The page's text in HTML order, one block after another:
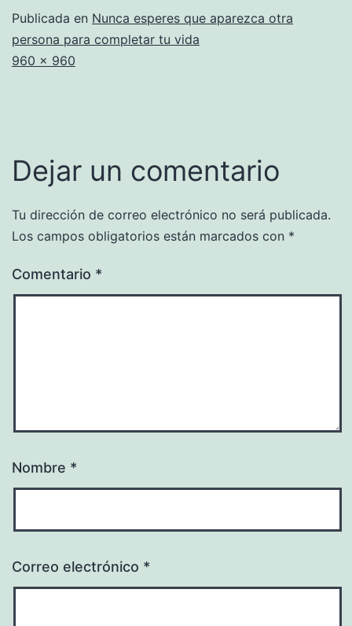
Publicada en Nunca esperes que aparezca otra
persona para completar tu vida
Tamaño
960 × 960
Dejar un comentario
Tu dirección de correo electrónico no será publicada.
Los campos obligatorios están marcados con *
Comentario *
Nombre *
Correo electrónico *